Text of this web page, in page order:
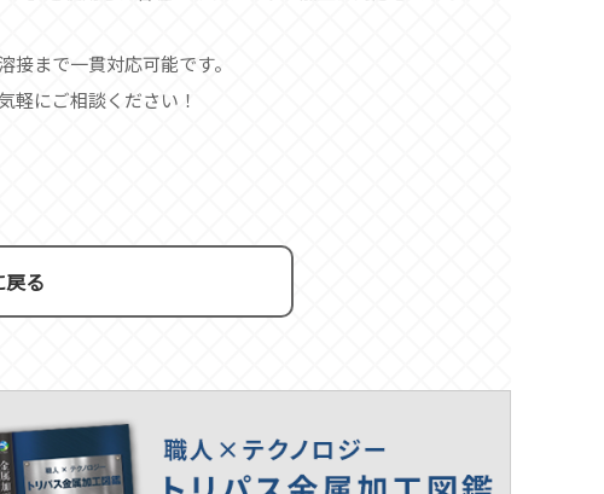
まで一貫対応可能です。
軽にご相談ください！
戻る